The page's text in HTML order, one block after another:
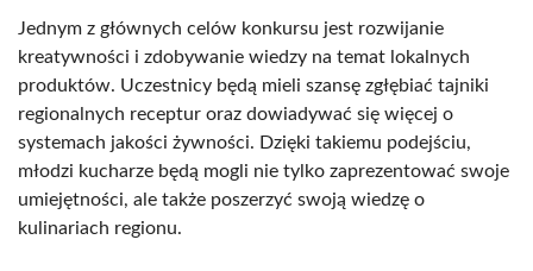
Jednym z głównych celów konkursu jest rozwijanie
kreatywności i zdobywanie wiedzy na temat lokalnych
produktów. Uczestnicy będą mieli szansę zgłębiać tajniki
regionalnych receptur oraz dowiadywać się więcej o
systemach jakości żywności. Dzięki takiemu podejściu,
młodzi kucharze będą mogli nie tylko zaprezentować swoje
umiejętności, ale także poszerzyć swoją wiedzę o
kulinariach regionu.